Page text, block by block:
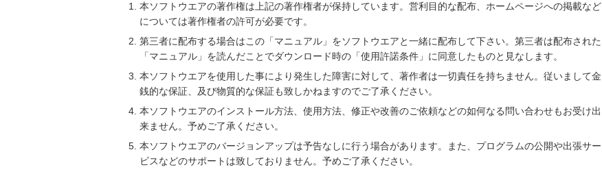
本ソフトウエアの著作権は上記の著作権者が保持しています。営利目的な配布、ホームページへの掲載など
については著作権者の許可が必要です。
第三者に配布する場合はこの「マニュアル」をソフトウエアと一緒に配布して下さい。第三者は配布された
「マニュアル」を読んだことでダウンロード時の「使用許諾条件」に同意したものと見なします。
本ソフトウエアを使用した事により発生した障害に対して、著作者は一切責任を持ちません。従いまして金
銭的な保証、及び物質的な保証も致しかねますのでご了承ください。
本ソフトウエアのインストール方法、使用方法、修正や改善のご依頼などの如何なる問い合わせもお受け出
来ません。予めご了承ください。
本ソフトウエアのバージョンアップは予告なしに行う場合があります。また、プログラムの公開や出張サー
ビスなどのサポートは致しておりません。予めご了承ください。